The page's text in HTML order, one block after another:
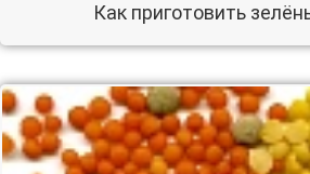
Как приготовить